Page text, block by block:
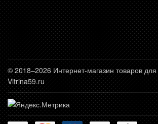
© 2018–2026 Интернет-магазин товаров
Vitrina59.ru